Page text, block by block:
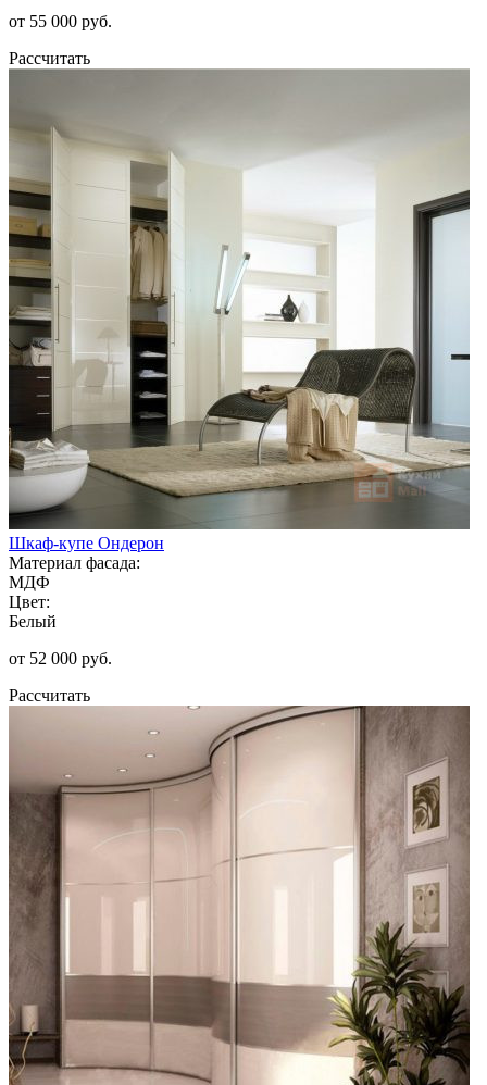
от 55 000 руб.
Рассчитать
Шкаф-купе Ондерон
Материал фасада:
МДФ
Цвет:
Белый
от 52 000 руб.
Рассчитать